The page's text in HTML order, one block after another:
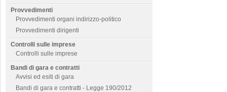
Provvedimenti
Provvedimenti organi indirizzo-politico
Provvedimenti dirigenti
Controlli sulle imprese
Controlli sulle imprese
Bandi di gara e contratti
Avvisi ed esiti di gara
Bandi di gara e contratti - Legge 190/2012